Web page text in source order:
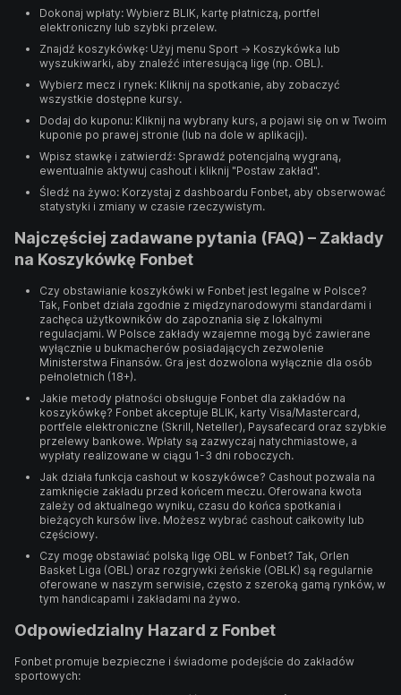
Dokonaj wpłaty: Wybierz BLIK, kartę płatniczą, portfel
elektroniczny lub szybki przelew.
Znajdź koszykówkę: Użyj menu Sport → Koszykówka lub
wyszukiwarki, aby znaleźć interesującą ligę (np. OBL).
Wybierz mecz i rynek: Kliknij na spotkanie, aby zobaczyć
wszystkie dostępne kursy.
Dodaj do kuponu: Kliknij na wybrany kurs, a pojawi się on w Twoim
kuponie po prawej stronie (lub na dole w aplikacji).
Wpisz stawkę i zatwierdź: Sprawdź potencjalną wygraną,
ewentualnie aktywuj cashout i kliknij "Postaw zakład".
Śledź na żywo: Korzystaj z dashboardu Fonbet, aby obserwować
statystyki i zmiany w czasie rzeczywistym.
Najczęściej zadawane pytania (FAQ) – Zakłady
na Koszykówkę Fonbet
Czy obstawianie koszykówki w Fonbet jest legalne w Polsce?
Tak, Fonbet działa zgodnie z międzynarodowymi standardami i
zachęca użytkowników do zapoznania się z lokalnymi
regulacjami. W Polsce zakłady wzajemne mogą być zawierane
wyłącznie u bukmacherów posiadających zezwolenie
Ministerstwa Finansów. Gra jest dozwolona wyłącznie dla osób
pełnoletnich (18+).
Jakie metody płatności obsługuje Fonbet dla zakładów na
koszykówkę? Fonbet akceptuje BLIK, karty Visa/Mastercard,
portfele elektroniczne (Skrill, Neteller), Paysafecard oraz szybkie
przelewy bankowe. Wpłaty są zazwyczaj natychmiastowe, a
wypłaty realizowane w ciągu 1-3 dni roboczych.
Jak działa funkcja cashout w koszykówce? Cashout pozwala na
zamknięcie zakładu przed końcem meczu. Oferowana kwota
zależy od aktualnego wyniku, czasu do końca spotkania i
bieżących kursów live. Możesz wybrać cashout całkowity lub
częściowy.
Czy mogę obstawiać polską ligę OBL w Fonbet? Tak, Orlen
Basket Liga (OBL) oraz rozgrywki żeńskie (OBLK) są regularnie
oferowane w naszym serwisie, często z szeroką gamą rynków, w
tym handicapami i zakładami na żywo.
Odpowiedzialny Hazard z Fonbet
Fonbet promuje bezpieczne i świadome podejście do zakładów
sportowych: